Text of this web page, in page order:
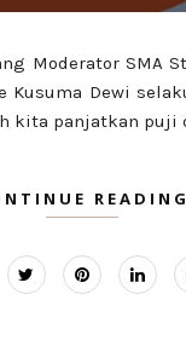
Moderator SMA
Dewi
kita panjatkan puji
READING